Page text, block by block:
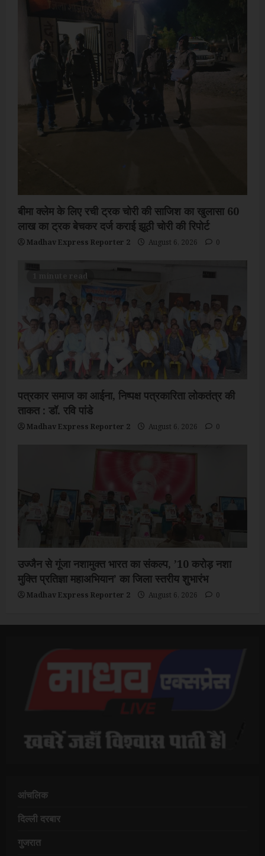
बीमा क्लेम के लिए रची ट्रक चोरी की साजिश का खुलासा 60
लाख का ट्रक बेचकर दर्ज कराई झूठी चोरी की रिपोर्ट
Madhav Express Reporter 2 August 6, 2026 0
1 minute read
पत्रकार समाज का आईना, निष्पक्ष पत्रकारिता लोकतंत्र की
ताकत : डॉ. रवि पांडे
Madhav Express Reporter 2 August 6, 2026 0
उज्जैन से गूंजा नशामुक्त भारत का संकल्प, ’10 करोड़ नशा
मुक्ति प्रतिज्ञा महाअभियान’ का जिला स्तरीय शुभारंभ
Madhav Express Reporter 2 August 6, 2026 0
आंचलिक
दिल्ली दरबार
गुजरात